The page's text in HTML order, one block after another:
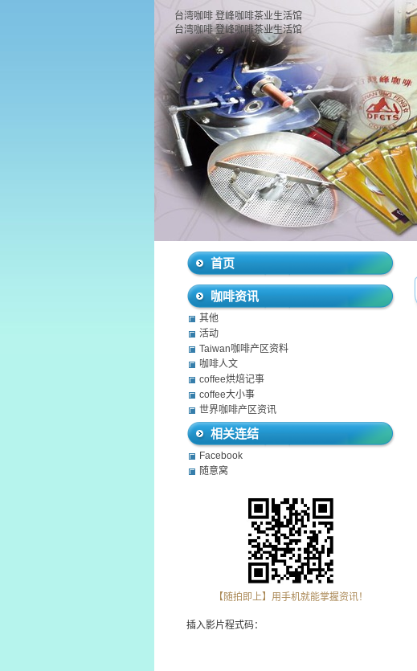
台湾咖啡 登峰咖啡茶业生活馆
台湾咖啡 登峰咖啡茶业生活馆
首页
咖啡资讯
其他
活动
Taiwan咖啡产区资料
咖啡人文
coffee烘焙记事
coffee大小事
世界咖啡产区资讯
相关连结
Facebook
随意窝
【随拍即上】用手机就能掌握资讯！
插入影片程式码：